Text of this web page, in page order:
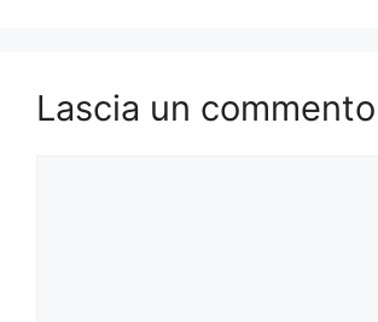
Lascia un commento